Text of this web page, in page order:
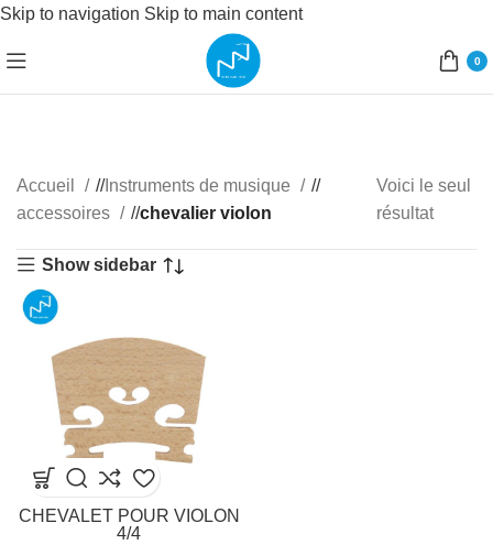
Skip to navigation Skip to main content
0
Accueil / Instruments de musique
/
accessoires
/ chevalier violon
Voici le seul
résultat
Show sidebar
CHEVALET POUR VIOLON
4/4